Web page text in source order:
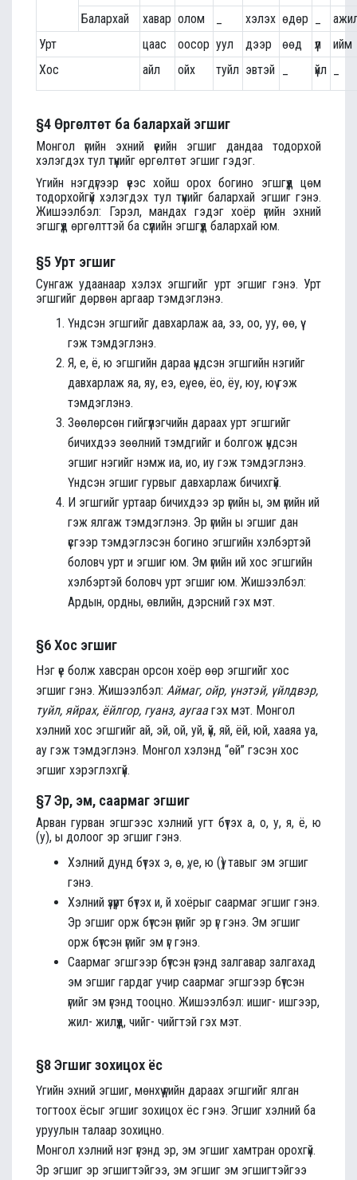
Балархай
хавар олом хэлэх өдөр
Урт
цаас оосор уул дээр өөд үүл
ийм
Хос
айл ойх туйл эвтэй үйл
§4 Өргөлтөт ба балархай эгшиг
Монгол үгийн эхний үеийн эгшиг дандаа тодорхой
хэлэгдэх тул түүнийг өргөлтөт эгшиг гэдэг.
Үгийн нэгдүгээр үеэс хойш орох богино эгшгүүд цөм
тодорхойгүй хэлэгдэх тул түүнийг балархай эгшиг гэнэ.
Жишээлбэл: Гэрэл, мандах гэдэг хоёр үгийн эхний
эгшгүүд өргөлттэй ба сүүлийн эгшгүүд балархай юм.
§5 Урт эгшиг
Сунгаж удаанаар хэлэх эгшгийг урт эгшиг гэнэ. Урт
эгшгийг дөрвөн аргаар тэмдэглэнэ.
Үндсэн эгшгийг давхарлаж аа, ээ, оо, уу, өө, үү
гэж тэмдэглэнэ.
Я, е, ё, ю эгшгийн дараа үндсэн эгшгийн нэгийг
давхарлаж яа, яу, еэ, еү, еө, ёо, ёу, юу, юү гэж
тэмдэглэнэ.
Зөөлөрсөн гийгүүлэгчийн дараах урт эгшгийг
бичихдээ зөөлний тэмдгийг и болгож үндсэн
эгшиг нэгийг нэмж иа, ио, иу гэж тэмдэглэнэ.
Үндсэн эгшиг гурвыг давхарлаж бичихгүй.
И эгшгийг уртаар бичихдээ эр үгийн ы, эм үгийн ий
гэж ялгаж тэмдэглэнэ. Эр үгийн ы эгшиг дан
үсгээр тэмдэглэсэн богино эгшгийн хэлбэртэй
боловч урт и эгшиг юм. Эм үгийн ий хос эгшгийн
хэлбэртэй боловч урт эгшиг юм. Жишээлбэл:
Ардын, ордны, өвлийн, дэрсний гэх мэт.
§6 Хос эгшиг
Нэг үе болж хавсран орсон хоёр өөр эгшгийг хос
эгшиг гэнэ. Жишээлбэл: Аймаг, ойр, үнэтэй, үйлдвэр,
туйл, яйрах, ёйлгор, гуанз, аугаагэх мэт. Монгол
хэлний хос эгшгийг ай, эй, ой, уй, үй, яй, ёй, юй, хааяа уа,
ау гэж тэмдэглэнэ. Монгол хэлэнд “өй” гэсэн хос
эгшиг хэрэглэхгүй.
§7 Эр, эм, саармаг эгшиг
Арван гурван эгшгээс хэлний угт бүтэх а, о, у, я, ё, ю
(у), ы долоог эр эгшиг гэнэ.
Хэлний дунд бүтэх э, ө, ү, е, ю (ү) тавыг эм эгшиг
гэнэ.
Хэлний үзүүрт бүтэх и, й хоёрыг саармаг эгшиг гэнэ.
Эр эгшиг орж бүтсэн үгийг эр үг гэнэ. Эм эгшиг
орж бүтсэн үгийг эм үг гэнэ.
Саармаг эгшгээр бүтсэн үгэнд залгавар залгахад
эм эгшиг гардаг учир саармаг эгшгээр бүтсэн
үгийг эм үгэнд тооцно. Жишээлбэл: ишиг- ишгээр,
жил- жилүүд, чийг- чийгтэй гэх мэт.
§8 Эгшиг зохицох ёс
Үгийн эхний эгшиг, мөнхүү үгийн дараах эгшгийг ялган
тогтоох ёсыг эгшиг зохицох ёс гэнэ. Эгшиг хэлний ба
уруулын талаар зохицно.
Монгол хэлний нэг үгэнд эр, эм эгшиг хамтран орохгүй.
Эр эгшиг эр эгшигтэйгээ, эм эгшиг эм эгшигтэйгээ